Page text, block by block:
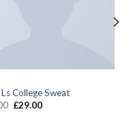
College Sweat
£29.00